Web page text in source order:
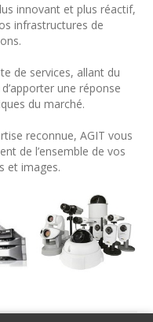
innovant et plus réactif,
infrastructures de
de services, allant du
une réponse
du marché.
reconnue, AGIT vous
de l’ensemble de vos
et images.